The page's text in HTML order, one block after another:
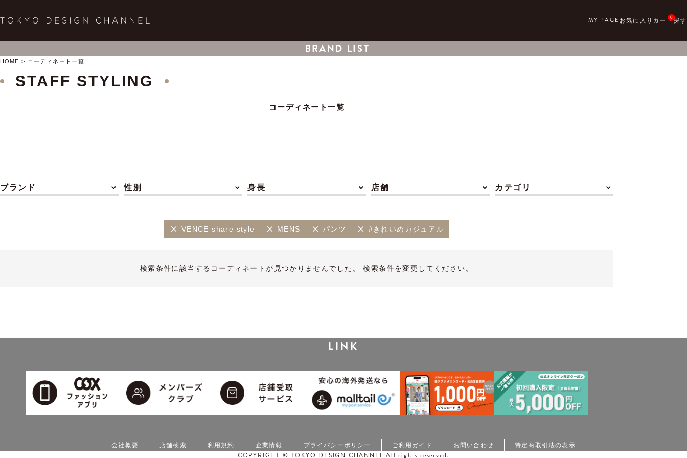
0
BRAND LIST
HOME コーディネート一覧
STAFF STYLING
コーディネート一覧
ブランド 性別 身長 店舗 カテゴリ
VENCE share style MENS パンツ #きれいめカジュアル
検索条件に該当するコーディネートが見つかりませんでした。 検索条件を変更してください。
LINK
会社概要 店舗検索 利用規約 企業情報 プライバシーポリシー ご利用ガイド お問い合わせ 特定商取引法の表示
COPYRIGHT © TOKYO DESIGN CHANNEL All rights reserved.